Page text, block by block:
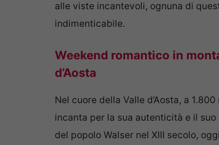
alle viste incantevoli, ognuna di
indimenticabile.
Weekend romantico in
d’Aosta
Nel cuore della Valle d’Aosta, a
incanta per la sua autenticità e il
del popolo Walser nel XIII secolo,